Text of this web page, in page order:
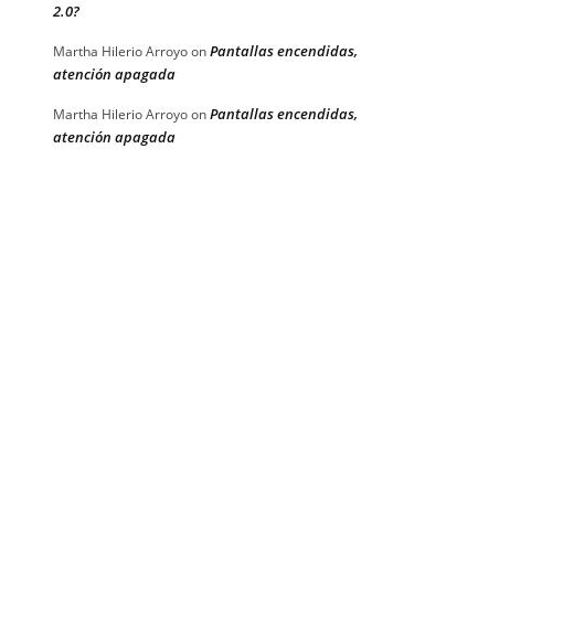
2.0?
Martha Hilerio ArroyoonPantallas encendidas,
atención apagada
Martha Hilerio ArroyoonPantallas encendidas,
atención apagada